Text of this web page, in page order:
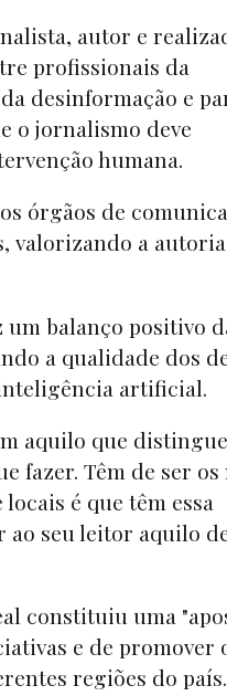
autor e
profissionais da
desinformação e
o jornalismo deve
humana.
órgãos de
valorizando a
um balanço positivo
a qualidade dos
artificial.
aquilo que
fazer. Têm de ser os
é que têm essa
ao seu leitor aquilo
constituiu uma
e de promover
regiões do país.